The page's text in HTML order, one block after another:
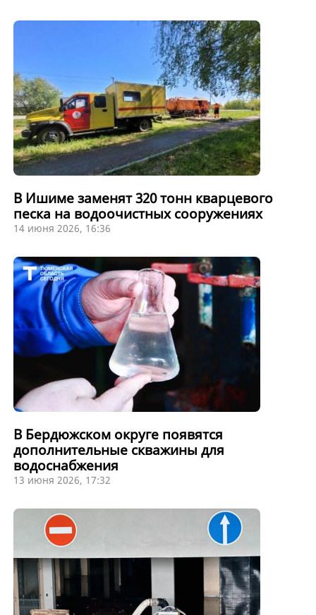
В Ишиме заменят 320 тонн кварцевого
песка на водоочистных сооружениях
14 июня 2026, 16:36
В Бердюжском округе появятся
дополнительные скважины для
водоснабжения
13 июня 2026, 17:32